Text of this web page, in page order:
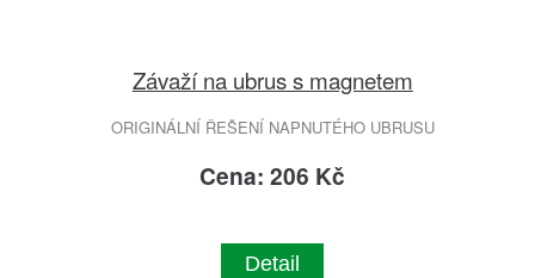
Závaží na ubrus s magnetem
ORIGINÁLNÍ ŘEŠENÍ NAPNUTÉHO UBRUSU
Cena: 206 Kč
Detail